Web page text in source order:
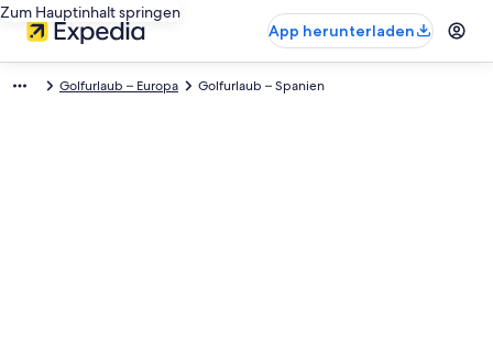
Zum Hauptinhalt springen
App herunterladen
Golfurlaub – Europa Golfurlaub – Spanien